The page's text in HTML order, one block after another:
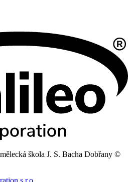
škola J. S. Bacha Dobřany ©